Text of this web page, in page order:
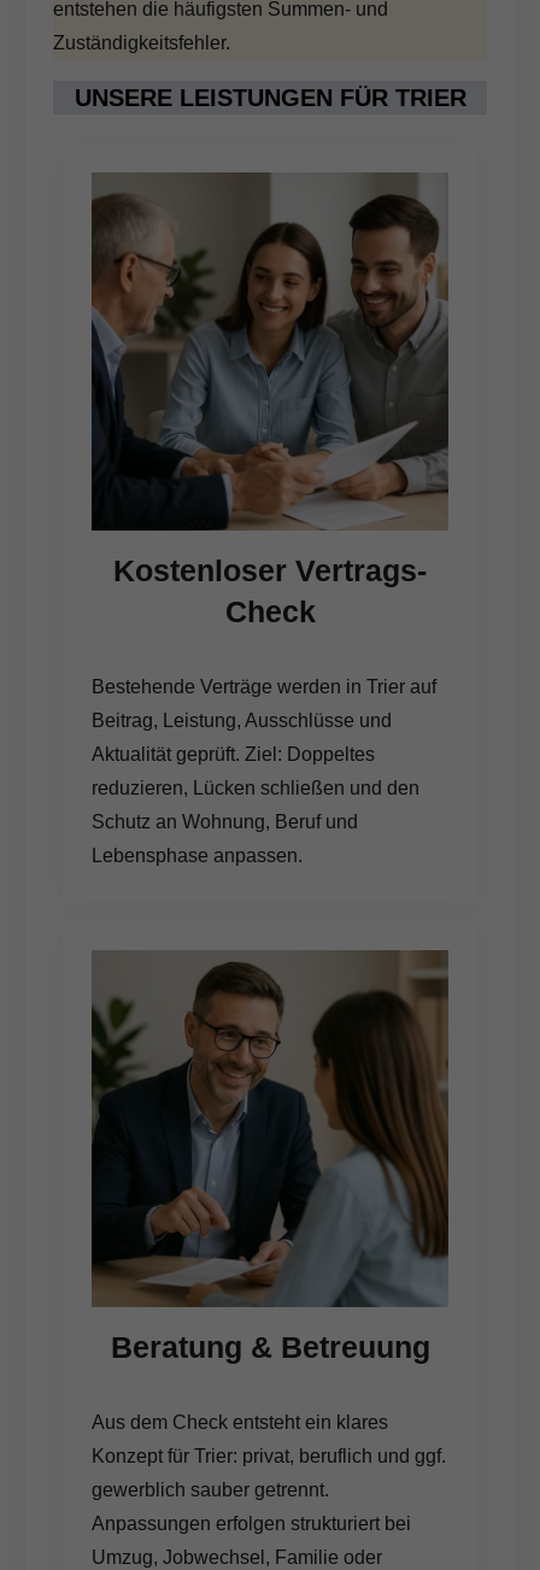
entstehen die häufigsten Summen- und
Zuständigkeitsfehler.
UNSERE LEISTUNGEN FÜR TRIER
Kostenloser Vertrags-
Check
Bestehende Verträge werden in Trier auf
Beitrag, Leistung, Ausschlüsse und
Aktualität geprüft. Ziel: Doppeltes
reduzieren, Lücken schließen und den
Schutz an Wohnung, Beruf und
Lebensphase anpassen.
Beratung & Betreuung
Aus dem Check entsteht ein klares
Konzept für Trier: privat, beruflich und ggf.
gewerblich sauber getrennt.
Anpassungen erfolgen strukturiert bei
Umzug, Jobwechsel, Familie oder